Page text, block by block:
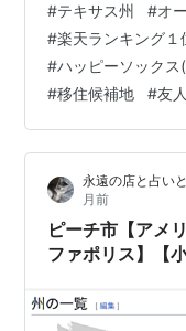
地図の位置は南に
フォルニア州、面
位の州である。「
シーナイ連合（英
人」または「…
#テキサス州 #オ
#楽天ランキング１
#ハッピーソック
#移住候補地 #友人
永遠の店と占い
月前
ピーチ市【アメ
ファポリス】【